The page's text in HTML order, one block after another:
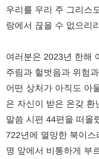
우리를 우리 주 그리스
랑에서 끊을 수 없으리
여러분은 2023년 한해
주림과 헐벗음과 위험
어떤 상처가 아직도 아
은 자신이 받은 온갖 환
말씀 시편 44편을 떠올
722년에 멸망한 북이
명 앞에서 비통하게 부